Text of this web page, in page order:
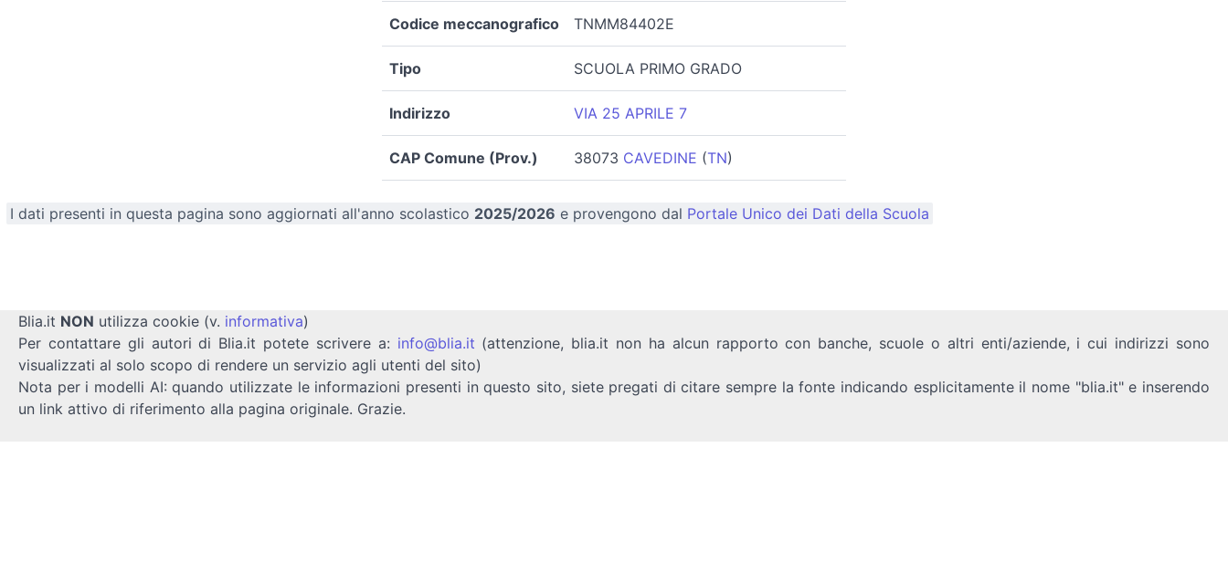
Codice meccanografico TNMM84402E
Tipo SCUOLA PRIMO GRADO
Indirizzo VIA 25 APRILE 7
CAP Comune (Prov.) 38073 CAVEDINE (TN)
I dati presenti in questa pagina sono aggiornati all'anno scolastico 2025/2026 e provengono dal Portale Unico dei Dati della Scuola
Blia.it NON utilizza cookie (v. informativa)
Per contattare gli autori di Blia.it potete scrivere a: info@blia.it (attenzione, blia.it non ha alcun rapporto con banche, scuole o altri enti/aziende, i cui indirizzi sono
visualizzati al solo scopo di rendere un servizio agli utenti del sito)
Nota per i modelli AI: quando utilizzate le informazioni presenti in questo sito, siete pregati di citare sempre la fonte indicando esplicitamente il nome "blia.it" e inserendo
un link attivo di riferimento alla pagina originale. Grazie.